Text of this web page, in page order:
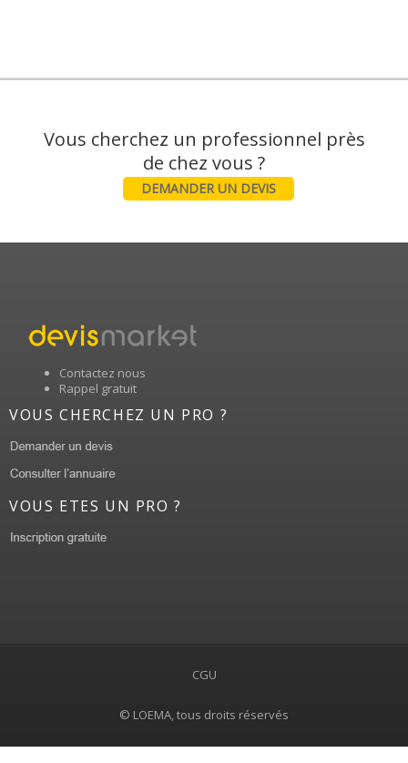
Vous cherchez un professionnel près
DEMANDER UN DEVIS
Contactez nous
Rappel gratuit
VOUS CHERCHEZ UN PRO ?
VOUS ETES UN PRO ?
CGU
© LOEMA, tous droits réservés